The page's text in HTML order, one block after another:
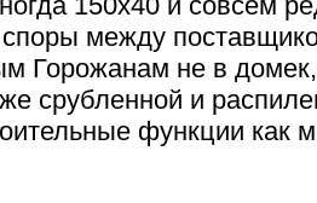
между
Горожанам не в
срубленной и
функции как